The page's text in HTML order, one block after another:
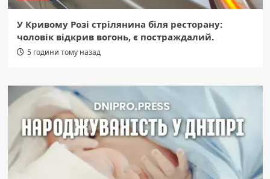
У Кривому Розі стрілянина біля ресторану:
чоловік відкрив вогонь, є постраждалий.
5 години тому назад